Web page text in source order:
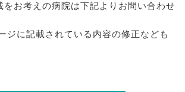
をお考えの病院は下記よりお問い合わせ
ジに記載されている内容の修正なども